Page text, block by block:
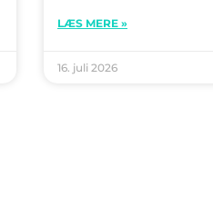
LÆS MERE »
16. juli 2026